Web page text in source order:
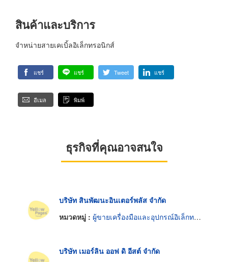
สินค้าและบริการ
จำหน่ายสายเคเบิ้ลอิเล็กทรอนิกส์
แชร์ แชร์ Tweet แชร์
อีเมล พิมพ์
ธุรกิจที่คุณอาจสนใจ
บริษัท สินพัฒนะอินเตอร์พลัส จำกัด
หมวดหมู่ : ผู้ขายเครื่องมือและอุปกรณ์อิเล็กทรอนิกส์
บริษัท เมอร์ลิน ออฟ ดิ อีสต์ จำกัด